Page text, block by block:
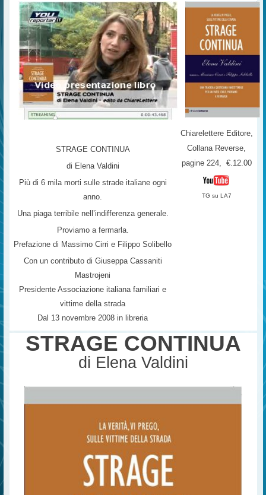
STRAGE CONTINUA
di Elena Valdini
Più di 6 mila morti sulle strade italiane ogni
anno.
Una piaga terribile nell’indifferenza generale.
Proviamo a fermarla.
Prefazione di Massimo Cirri e Filippo Solibello
Con un contributo di Giuseppa Cassaniti
Mastrojeni
Presidente Associazione italiana familiari e
vittime della strada
Dal 13 novembre 2008 in libreria
Chiarelettere Editore,
Collana Reverse,
pagine 224, €.12.00
TG su LA7
STRAGE CONTINUA
di Elena Valdini